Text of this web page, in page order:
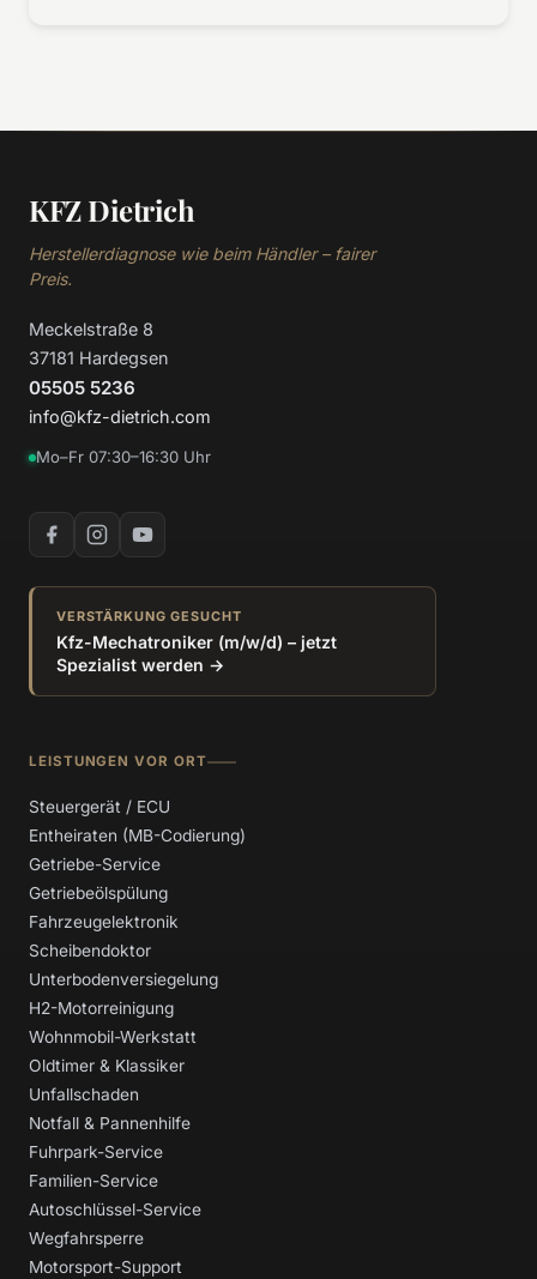
KFZ Dietrich
Herstellerdiagnose wie beim Händler – fairer
Preis.
Meckelstraße 8
37181 Hardegsen
05505 5236
info@kfz-dietrich.com
Mo–Fr 07:30–16:30 Uhr
VERSTÄRKUNG GESUCHT
Kfz-Mechatroniker (m/w/d) – jetzt
Spezialist werden →
LEISTUNGEN VOR ORT
Steuergerät / ECU
Entheiraten (MB-Codierung)
Getriebe-Service
Getriebeölspülung
Fahrzeugelektronik
Scheibendoktor
Unterbodenversiegelung
H2-Motorreinigung
Wohnmobil-Werkstatt
Oldtimer & Klassiker
Unfallschaden
Notfall & Pannenhilfe
Fuhrpark-Service
Familien-Service
Autoschlüssel-Service
Wegfahrsperre
Motorsport-Support